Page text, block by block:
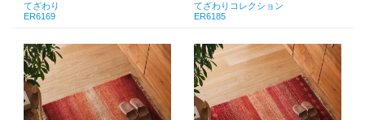
てざわり
ER6169
てざわりコレクション
ER6185